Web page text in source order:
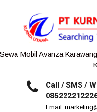
Sewa Mobil Avanza
Call / SMS /
Email: